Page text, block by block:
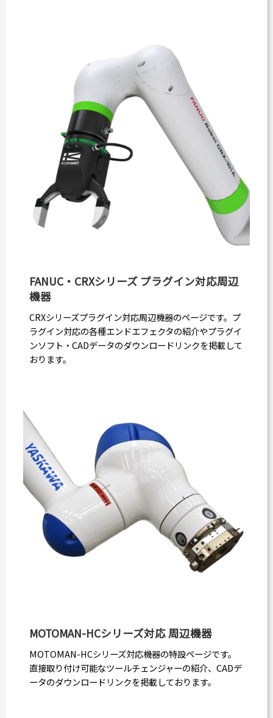
FANUC・CRXシリーズ プラグイン対応周辺
機器
CRXシリーズプラグイン対応周辺機器のページです。プ
ラグイン対応の各種エンドエフェクタの紹介やプラグイ
ンソフト・CADデータのダウンロードリンクを掲載して
おります。
MOTOMAN-HCシリーズ対応 周辺機器
MOTOMAN-HCシリーズ対応機器の特設ページです。
直接取り付け可能なツールチェンジャーの紹介、CADデ
ータのダウンロードリンクを掲載しております。